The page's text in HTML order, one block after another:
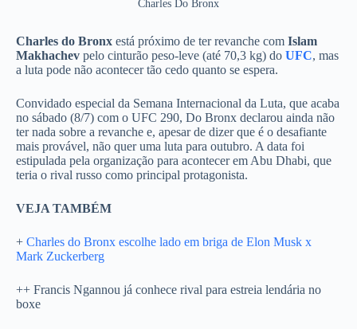
Charles Do Bronx
Charles do Bronx está próximo de ter revanche com Islam
Makhachev pelo cinturão peso-leve (até 70,3 kg) do UFC, mas
a luta pode não acontecer tão cedo quanto se espera.
Convidado especial da Semana Internacional da Luta, que acaba
no sábado (8/7) com o UFC 290, Do Bronx declarou ainda não
ter nada sobre a revanche e, apesar de dizer que é o desafiante
mais provável, não quer uma luta para outubro. A data foi
estipulada pela organização para acontecer em Abu Dhabi, que
teria o rival russo como principal protagonista.
VEJA TAMBÉM
+ Charles do Bronx escolhe lado em briga de Elon Musk x
Mark Zuckerberg
++ Francis Ngannou já conhece rival para estreia lendária no
boxe